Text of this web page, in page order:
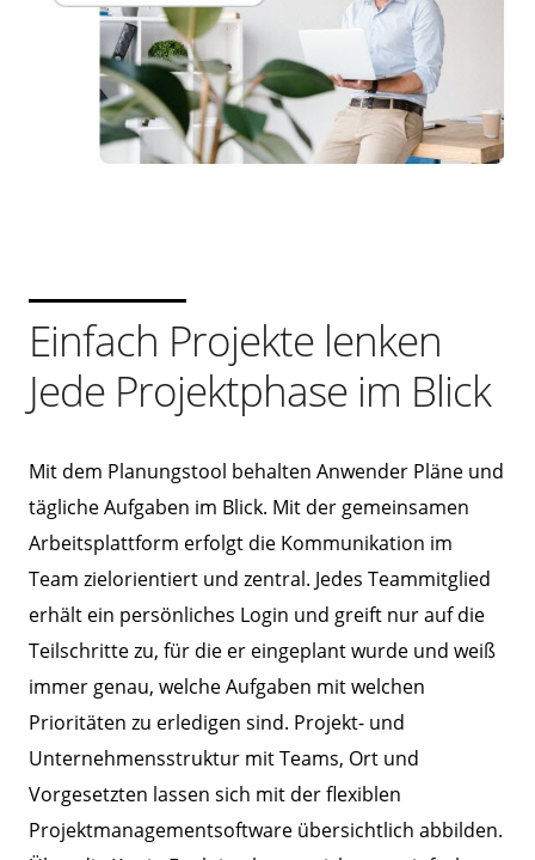
Einfach Projekte lenken
Jede Projektphase im Blick
Mit dem Planungstool behalten Anwender Pläne und
tägliche Aufgaben im Blick. Mit der gemeinsamen
Arbeitsplattform erfolgt die Kommunikation im
Team zielorientiert und zentral. Jedes Teammitglied
erhält ein persönliches Login und greift nur auf die
Teilschritte zu, für die er eingeplant wurde und weiß
immer genau, welche Aufgaben mit welchen
Prioritäten zu erledigen sind. Projekt- und
Unternehmensstruktur mit Teams, Ort und
Vorgesetzten lassen sich mit der flexiblen
Projektmanagementsoftware übersichtlich abbilden.